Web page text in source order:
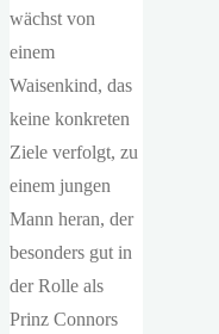
wächst von
einem
Waisenkind, das
keine konkreten
Ziele verfolgt, zu
einem jungen
Mann heran, der
besonders gut in
der Rolle als
Prinz Connors